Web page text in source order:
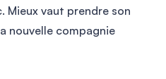
vaut prendre son
nouvelle compagnie